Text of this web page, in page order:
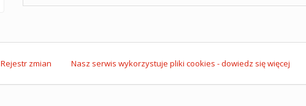
Rejestr zmian Nasz serwis wykorzystuje pliki cookies - dowiedz się więcej